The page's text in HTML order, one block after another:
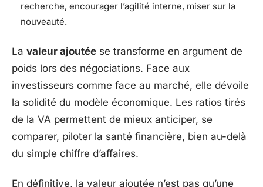
recherche, encourager l’agilité interne, miser sur la
nouveauté.
La valeur ajoutée se transforme en argument de
poids lors des négociations. Face aux
investisseurs comme face au marché, elle dévoile
la solidité du modèle économique. Les ratios tirés
de la VA permettent de mieux anticiper, se
comparer, piloter la santé financière, bien au-delà
du simple chiffre d’affaires.
En définitive, la valeur ajoutée n’est pas qu’une